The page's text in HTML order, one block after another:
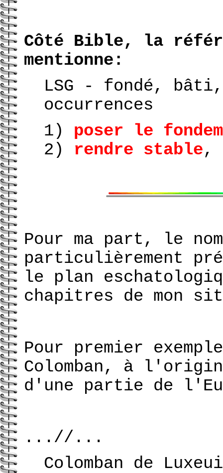
Côté Bible, la
mentionne:
LSG - fondé,
occurrences
1) poser le
2) rendre stable,
Pour ma part, le
particulièrement
le plan
chapitres de mon
Pour premier
Colomban, à
d'une partie de
...//...
Colomban de